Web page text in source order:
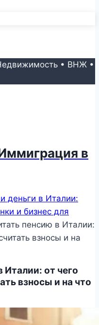
• ВНЖ •
в
деньги в Италии:
и бизнес для
пенсию в Италии:
взносы и на
Италии: от чего
взносы и на что